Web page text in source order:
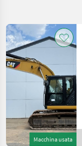
Macchina usata